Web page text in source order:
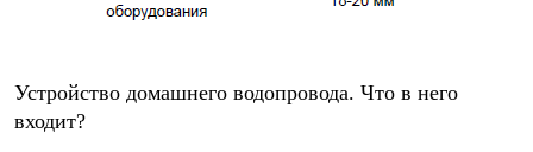
Устройство домашнего водопровода. Что в него
входит?